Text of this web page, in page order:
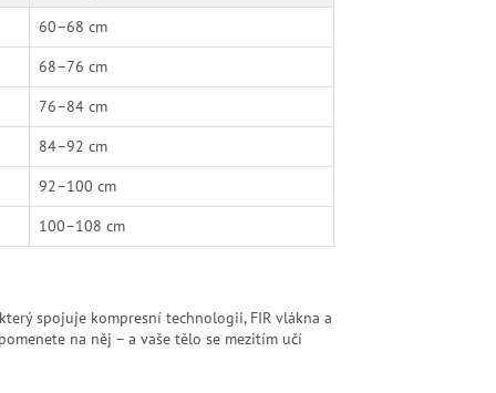
60–68 cm
68–76 cm
76–84 cm
84–92 cm
92–100 cm
100–108 cm
spojuje kompresní technologii, FIR vlákna a
na něj – a vaše tělo se mezitím učí